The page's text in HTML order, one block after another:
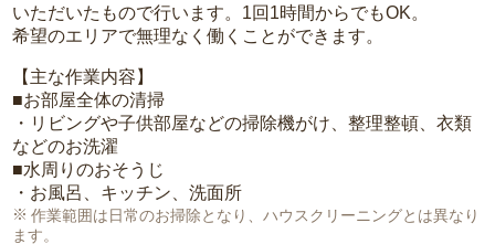
いただいたもので行います。1回1時間からでもOK。
希望のエリアで無理なく働くことができます。
【主な作業内容】
■お部屋全体の清掃
・リビングや子供部屋などの掃除機がけ、整理整頓、衣類
などのお洗濯
■水周りのおそうじ
・お風呂、キッチン、洗面所
作業範囲は日常のお掃除となり、ハウスクリーニングとは異なり
ます。